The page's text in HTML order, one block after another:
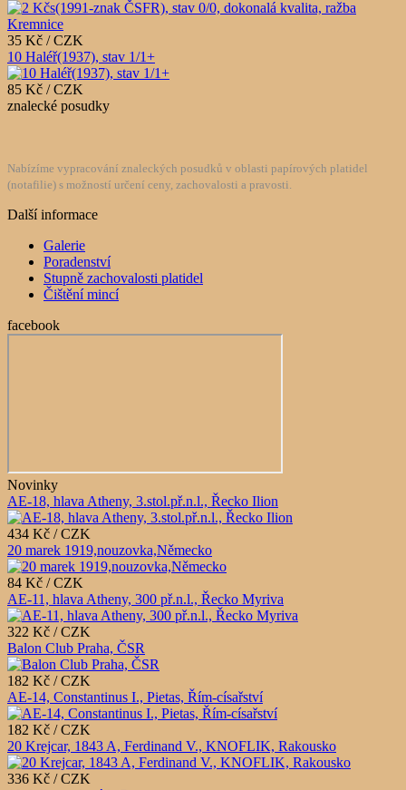
35 Kč / CZK
10 Haléř(1937), stav 1/1+
85 Kč / CZK
znalecké posudky
Nabízíme vypracování znaleckých posudků v oblasti papírových platidel
(notafilie) s možností určení ceny, zachovalosti a pravosti.
Další informace
Galerie
Poradenství
Stupně zachovalosti platidel
Čištění mincí
facebook
Novinky
AE-18, hlava Atheny, 3.stol.př.n.l., Řecko Ilion
434 Kč / CZK
20 marek 1919,nouzovka,Německo
84 Kč / CZK
AE-11, hlava Atheny, 300 př.n.l., Řecko Myriva
322 Kč / CZK
Balon Club Praha, ČSR
182 Kč / CZK
AE-14, Constantinus I., Pietas, Řím-císařství
182 Kč / CZK
20 Krejcar, 1843 A, Ferdinand V., KNOFLIK, Rakousko
336 Kč / CZK